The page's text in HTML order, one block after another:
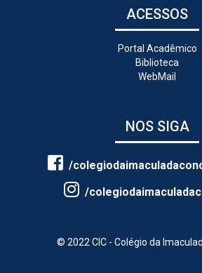
ACESSOS
Portal Acadêmico
Biblioteca
WebMail
NOS SIGA
/
/
© 2022 CIC - Colégio da